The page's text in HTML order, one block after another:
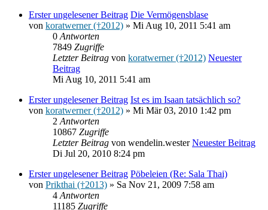
Erster ungelesener Beitrag Die Vermögensblase
von koratwerner (†2012) » Mi Aug 10, 2011 5:41 am
0 Antworten
7849 Zugriffe
Letzter Beitrag von koratwerner (†2012) Neuester
Beitrag
Mi Aug 10, 2011 5:41 am
Erster ungelesener Beitrag Ist es im Isaan tatsächlich so?
von koratwerner (†2012) » Mi Mär 03, 2010 1:42 pm
2 Antworten
10867 Zugriffe
Letzter Beitrag von wendelin.wester Neuester Beitrag
Di Jul 20, 2010 8:24 pm
Erster ungelesener Beitrag Pöbeleien (Re: Sala Thai)
von Prikthai (†2013) » Sa Nov 21, 2009 7:58 am
4 Antworten
11185 Zugriffe